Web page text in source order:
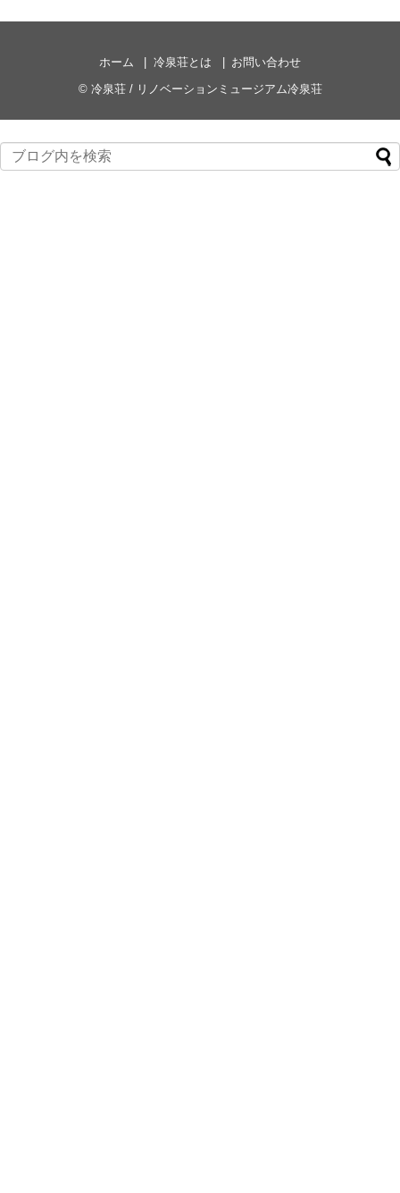
ホーム 冷泉荘とは
お問い合わせ
© 冷泉荘 / リノベーションミュージアム冷泉荘